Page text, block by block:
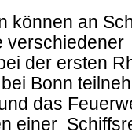
können an
verschiedener
der ersten
Bonn
das
einer